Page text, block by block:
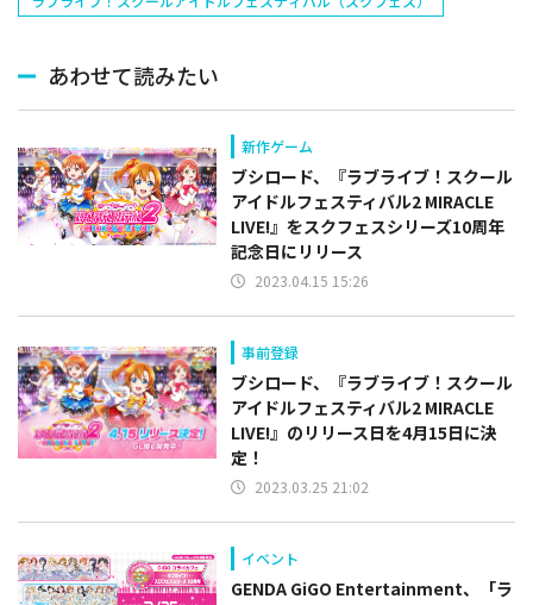
あわせて読みたい
新作ゲーム
ブシロード、『ラブライブ！スクール
アイドルフェスティバル2 MIRACLE
LIVE!』をスクフェスシリーズ10周年
記念日にリリース
2023.04.15 15:26
事前登録
ブシロード、『ラブライブ！スクール
アイドルフェスティバル2 MIRACLE
LIVE!』のリリース日を4月15日に決
定！
2023.03.25 21:02
イベント
GENDA GiGO Entertainment、「ラ